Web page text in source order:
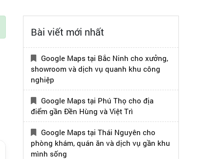
Bài viết mới nhất
Google Maps tại Bắc Ninh cho xưởng,
showroom và dịch vụ quanh khu công
nghiệp
Google Maps tại Phú Thọ cho địa
điểm gần Đền Hùng và Việt Trì
Google Maps tại Thái Nguyên cho
phòng khám, quán ăn và dịch vụ gần khu
mình sống